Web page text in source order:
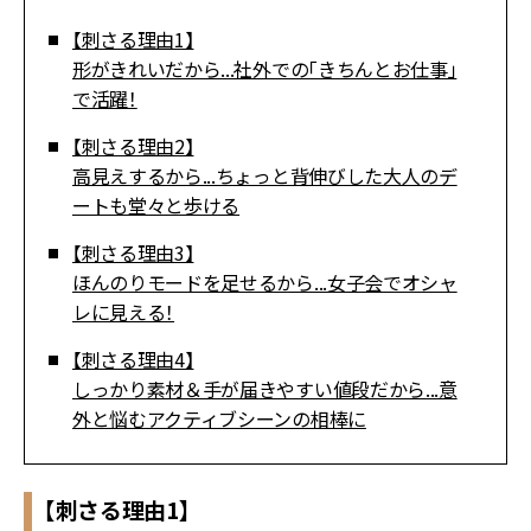
【刺さる理由1】
形がきれいだから...社外での「きちんとお仕事」
で活躍！
【刺さる理由2】
高見えするから...ちょっと背伸びした大人のデ
ートも堂々と歩ける
【刺さる理由3】
ほんのりモードを足せるから...女子会でオシャ
レに見える！
【刺さる理由4】
しっかり素材＆手が届きやすい値段だから...意
外と悩むアクティブシーンの相棒に
【刺さる理由1】